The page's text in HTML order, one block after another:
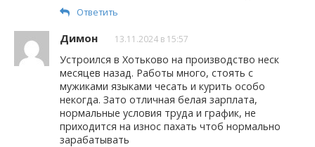
Ответить
Димон 13.11.2024 в 15:57
Устроился в Хотьково на производство неск
месяцев назад. Работы много, стоять с
мужиками языками чесать и курить особо
некогда. Зато отличная белая зарплата,
нормальные условия труда и график, не
приходится на износ пахать чтоб нормально
зарабатывать